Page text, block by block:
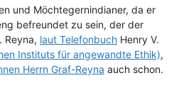
und Möchtegernindianer, da er
befreundet zu sein, der der
Reyna, laut Telefonbuch Henry V.
Instituts für angewandte Ethik),
Herrn Graf-Reyna auch schon.